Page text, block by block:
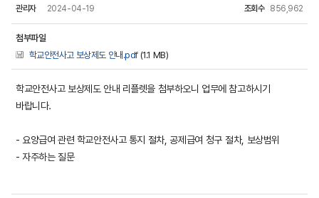
관리자 2024-04-19 조회수 856,962
첨부파일
학교안전사고 보상제도 안내.pdf (1.1 MB)
학교안전사고 보상제도 안내 리플렛을 첨부하오니 업무에 참고하시기
바랍니다.
- 요양급여 관련 학교안전사고 통지 절차, 공제급여 청구 절차, 보상범위
- 자주하는 질문